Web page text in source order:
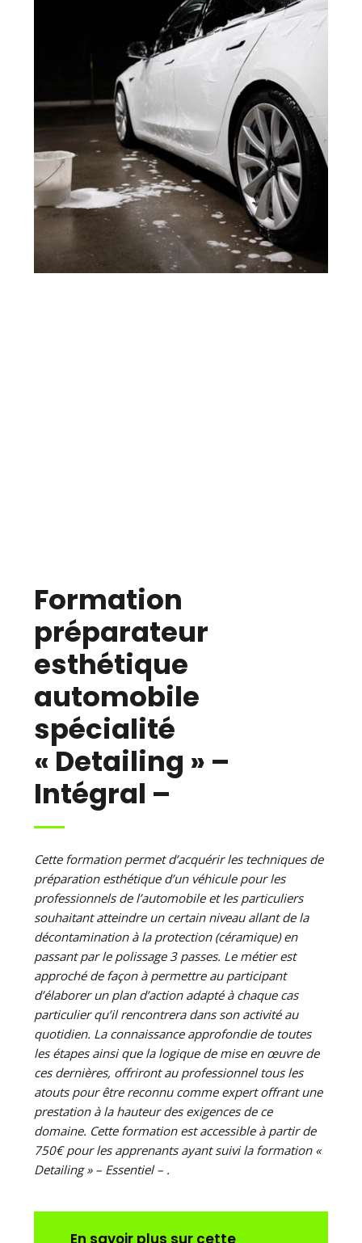
Formation
préparateur
esthétique
automobile
spécialité
« Detailing » –
Intégral –
Cette formation permet d’acquérir les techniques de
préparation esthétique d’un véhicule pour les
professionnels de l’automobile et les particuliers
souhaitant atteindre un certain niveau allant de la
décontamination à la protection (céramique) en
passant par le polissage 3 passes. Le métier est
approché de façon à permettre au participant
d’élaborer un plan d’action adapté à chaque cas
particulier qu’il rencontrera dans son activité au
quotidien. La connaissance approfondie de toutes
les étapes ainsi que la logique de mise en œuvre de
ces dernières, offriront au professionnel tous les
atouts pour être reconnu comme expert offrant une
prestation à la hauteur des exigences de ce
domaine. Cette formation est accessible à partir de
750€ pour les apprenants ayant suivi la formation «
Detailing » – Essentiel – .
En savoir plus sur cette